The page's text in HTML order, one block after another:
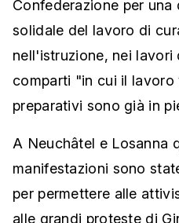
Confederazione per
solidale del lavoro di
nell'istruzione, nei
comparti "in cui il lavoro
preparativi sono già in
A Neuchâtel e Losanna
manifestazioni sono
per permettere alle
alle grandi proteste di